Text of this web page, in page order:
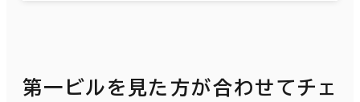
第一ビルを見た方が合わせてチェ